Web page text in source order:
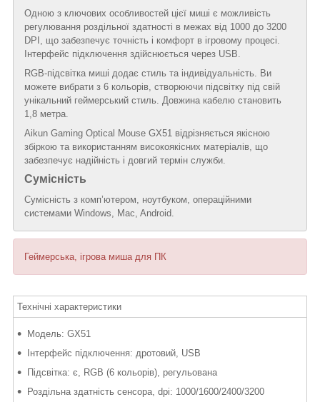
Одною з ключових особливостей цієї миші є можливість
регулювання роздільної здатності в межах від 1000 до 3200
DPI, що забезпечує точність і комфорт в ігровому процесі.
Інтерфейс підключення здійснюється через USB.
RGB-підсвітка миші додає стиль та індивідуальність. Ви
можете вибрати з 6 кольорів, створюючи підсвітку під свій
унікальний геймерський стиль. Довжина кабелю становить
1,8 метра.
Aikun Gaming Optical Mouse GX51 відрізняється якісною
збіркою та використанням високоякісних матеріалів, що
забезпечує надійність і довгий термін служби.
Сумісність
Сумісність з комп’ютером, ноутбуком, операційними
системами Windows, Mac, Android.
Геймерська, ігрова миша для ПК
Технічні характеристики
Модель: GX51
Інтерфейс підключення: дротовий, USB
Підсвітка: є, RGB (6 кольорів), регульована
Роздільна здатність сенсора, dpi: 1000/1600/2400/3200